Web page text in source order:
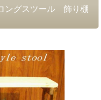
グスツール 飾り棚